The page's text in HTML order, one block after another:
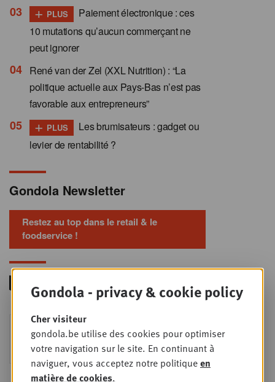
+ PLUS
Paiement électronique : ces
10 mutations qu’aucun commerçant ne
peut ignorer
René van der Zel (XXL Nutrition) : “La
politique actuelle aux Pays-Bas n’est pas
favorable aux entrepreneurs”
+ PLUS
Les brumisateurs : gadget ou
levier de rentabilité ?
Gondola Newsletter
Restez au top dans le retail & le
foodservice !
9
SEPT
Foodservice - Joint
business planning
Intro to Negotiation: Succes aan de
onderhandelingstafel is geen toeval!
Gondola - privacy & cookie policy
Cher visiteur
gondola.be utilise des cookies pour optimiser
votre navigation sur le site. En continuant à
naviguer, vous acceptez notre politiqueen
matière de cookies.